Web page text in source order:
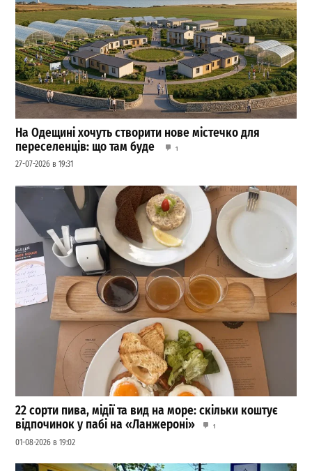
На Одещині хочуть створити нове містечко для
переселенців: що там буде
1
27-07-2026 в 19:31
22 сорти пива, мідії та вид на море: скільки коштує
відпочинок у пабі на «Ланжероні»
1
01-08-2026 в 19:02